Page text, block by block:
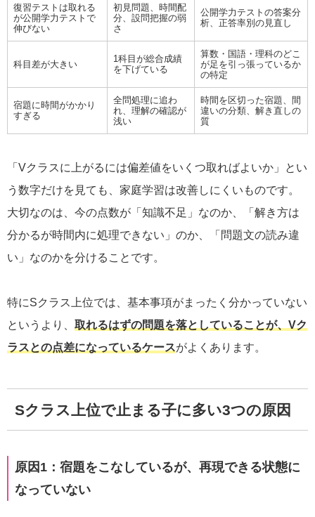
復習テストは取れる
が公開学力テストで
伸びない
初見問題、時間配
分、設問把握の弱
さ
公開学力テストの答案分
析、正答率別の見直し
科目差が大きい
1科目が総合成績
を下げている
算数・国語・理科のどこ
が足を引っ張っているか
の特定
宿題に時間がかかり
すぎる
全問処理に追わ
れ、理解の確認が
浅い
時間を区切った宿題、間
違いの分類、解き直しの
質
「Vクラスに上がるには偏差値をいくつ取ればよいか」とい
う数字だけを見ても、家庭学習は改善しにくいものです。
大切なのは、今の点数が「知識不足」なのか、「解き方は
分かるが時間内に処理できない」のか、「問題文の読み違
い」なのかを分けることです。
特にSクラス上位では、基本事項がまったく分かっていない
というより、 取れるはずの問題を落としていることが、Vク
ラスとの点差になっているケースがよくあります。
Sクラス上位で止まる子に多い3つの原因
原因1：宿題をこなしているが、再現できる状態に
なっていない